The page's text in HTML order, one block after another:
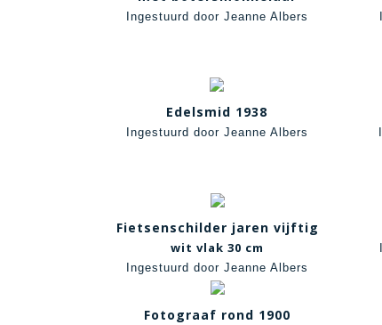
Ingestuurd door Jeanne Albers
Edelsmid 1938
Ingestuurd door Jeanne Albers
Fietsenschilder jaren vijftig
wit vlak 30 cm
Ingestuurd door Jeanne Albers
Fotograaf rond 1900